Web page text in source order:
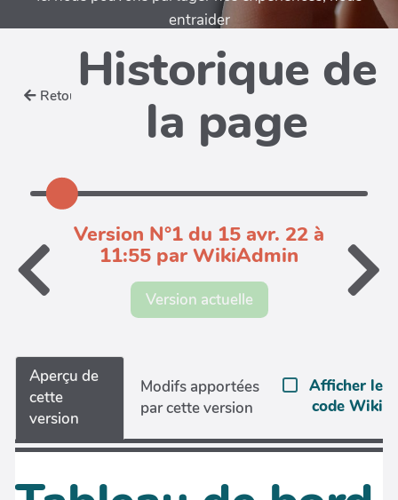
entraider
Retour Historique de
la page
Version N°1 du 15 avr. 22 à
11:55 par WikiAdmin
Version actuelle
Aperçu de
cette
version
Modifs apportées
par cette version
Afficher le
code Wiki